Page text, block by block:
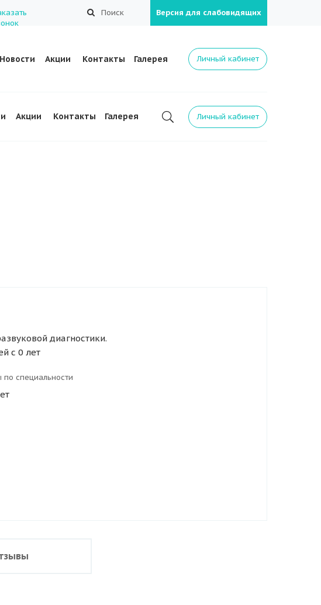
Поиск Версия для слабовидящих
Акции Контакты Галерея
Новости Личный кабинет
Акции Контакты Галерея Личный кабинет
диагностики.
с 0 лет
специальности